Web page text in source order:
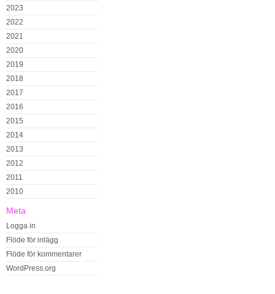
2023
2022
2021
2020
2019
2018
2017
2016
2015
2014
2013
2012
2011
2010
Meta
Logga in
Flöde för inlägg
Flöde för kommentarer
WordPress.org